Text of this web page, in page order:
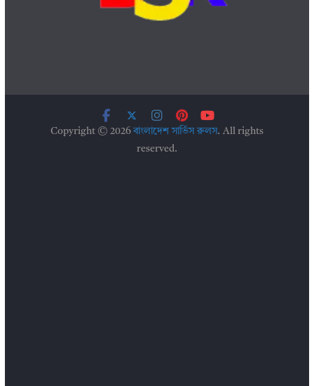
Copyright © 2026বাংলাদেশ সার্ভিস রুলস. All rights
reserved.